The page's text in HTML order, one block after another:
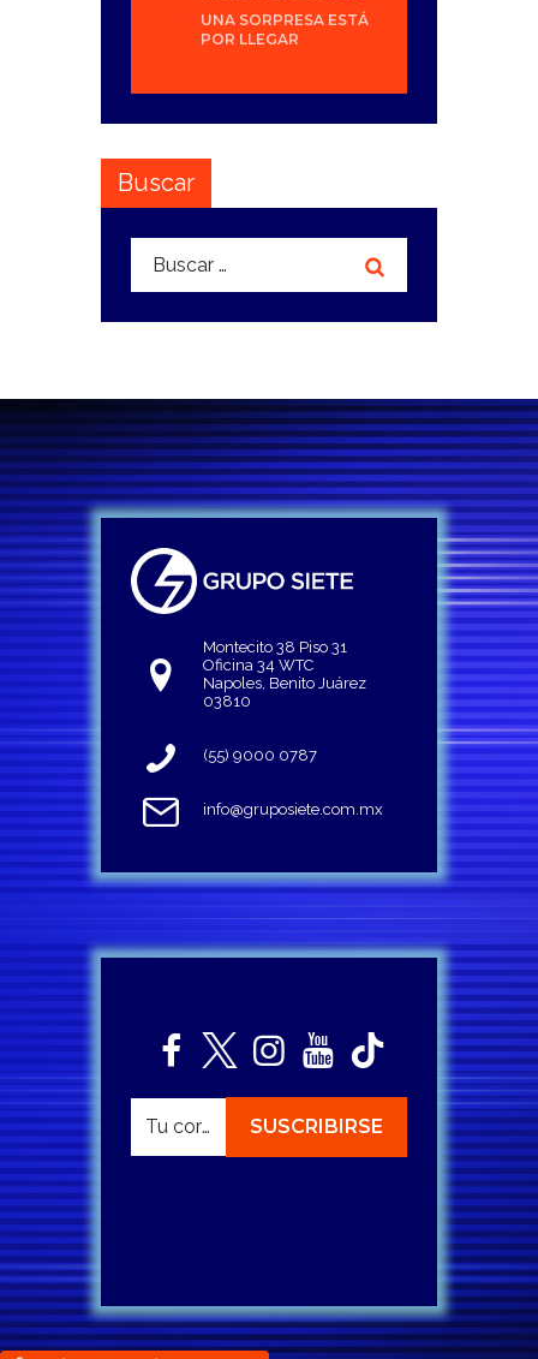
UNA SORPRESA ESTÁ
POR LLEGAR
Buscar
Buscar:
Montecito 38 Piso 31
Oficina 34 WTC
Napoles, Benito Juárez
03810
(55) 9000 0787
info@gruposiete.com.mx